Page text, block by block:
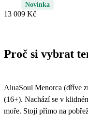
Novinka
13 009 Kč
Proč si vybrat
AluaSoul Menorca (dříve
(16+). Nachází se v
moře. Stojí přímo na